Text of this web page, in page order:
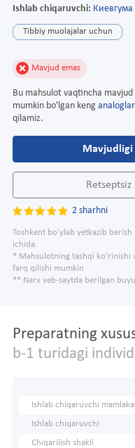
Ishlab chiqaruvchi: Киевгума
Tibbiy muolajalar uchun
Mavjud emas
Bu mahsulot vaqtincha
mumkin bo'lgan keng
qilamiz.
Mavjudligi
2 sharhni
Toshkent bo'ylab yetkazib
ichida.
* Mahsulotning tashqi ko'rinishi
farq qilishi mumkin
** Narx veb-saytda berilgan
Preparatning
b-1 turidagi
Ishlab chiqaruvchi
Ishlab chiqaruvchi
Chiqarilish shakli